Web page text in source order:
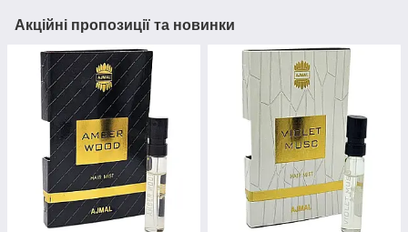
Акційні пропозиції та новинки